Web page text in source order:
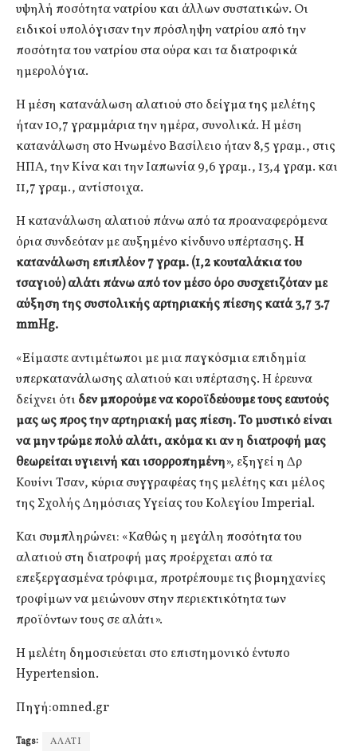
υψηλή ποσότητα νατρίου και άλλων συστατικών. Οι
ειδικοί υπολόγισαν την πρόσληψη νατρίου από την
ποσότητα του νατρίου στα ούρα και τα διατροφικά
ημερολόγια.
Η μέση κατανάλωση αλατιού στο δείγμα της μελέτης
ήταν 10,7 γραμμάρια την ημέρα, συνολικά. Η μέση
κατανάλωση στο Ηνωμένο Βασίλειο ήταν 8,5 γραμ., στις
ΗΠΑ, την Κίνα και την Ιαπωνία 9,6 γραμ., 13,4 γραμ. και
11,7 γραμ., αντίστοιχα.
Η κατανάλωση αλατιού πάνω από τα προαναφερόμενα
όρια συνδεόταν με αυξημένο κίνδυνο υπέρτασης.Η
κατανάλωση επιπλέον 7 γραμ. (1,2 κουταλάκια του
τσαγιού) αλάτι πάνω από τον μέσο όρο συσχετιζόταν με
αύξηση της συστολικής αρτηριακής πίεσης κατά 3,7 3.7
mmHg.
«Είμαστε αντιμέτωποι με μια παγκόσμια επιδημία
υπερκατανάλωσης αλατιού και υπέρτασης. Η έρευνα
δείχνει ότι δεν μπορούμε να κοροϊδεύουμε τους εαυτούς
μας ως προς την αρτηριακή μας πίεση. Το μυστικό είναι
να μην τρώμε πολύ αλάτι, ακόμα κι αν η διατροφή μας
θεωρείται υγιεινή και ισορροπημένη», εξηγεί η Δρ
Κουίνι Τσαν, κύρια συγγραφέας της μελέτης και μέλος
της Σχολής Δημόσιας Υγείας του Κολεγίου Imperial.
Και συμπληρώνει: «Καθώς η μεγάλη ποσότητα του
αλατιού στη διατροφή μας προέρχεται από τα
επεξεργασμένα τρόφιμα, προτρέπουμε τις βιομηχανίες
τροφίμων να μειώνουν στην περιεκτικότητα των
προϊόντων τους σε αλάτι».
Η μελέτη δημοσιεύεται στο επιστημονικό έντυπο
Hypertension.
Πηγή:omned.gr
Tags: ΑΛΑΤΙ